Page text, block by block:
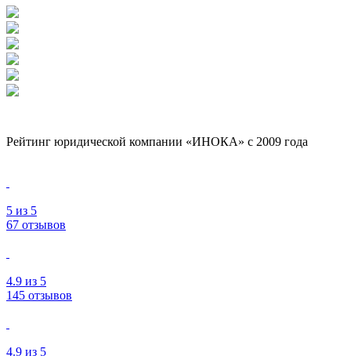
Рейтинг юридической компании «ИНОКА» с 2009 года
5 из 5
67 отзывов
4.9 из 5
145 отзывов
4.9 из 5